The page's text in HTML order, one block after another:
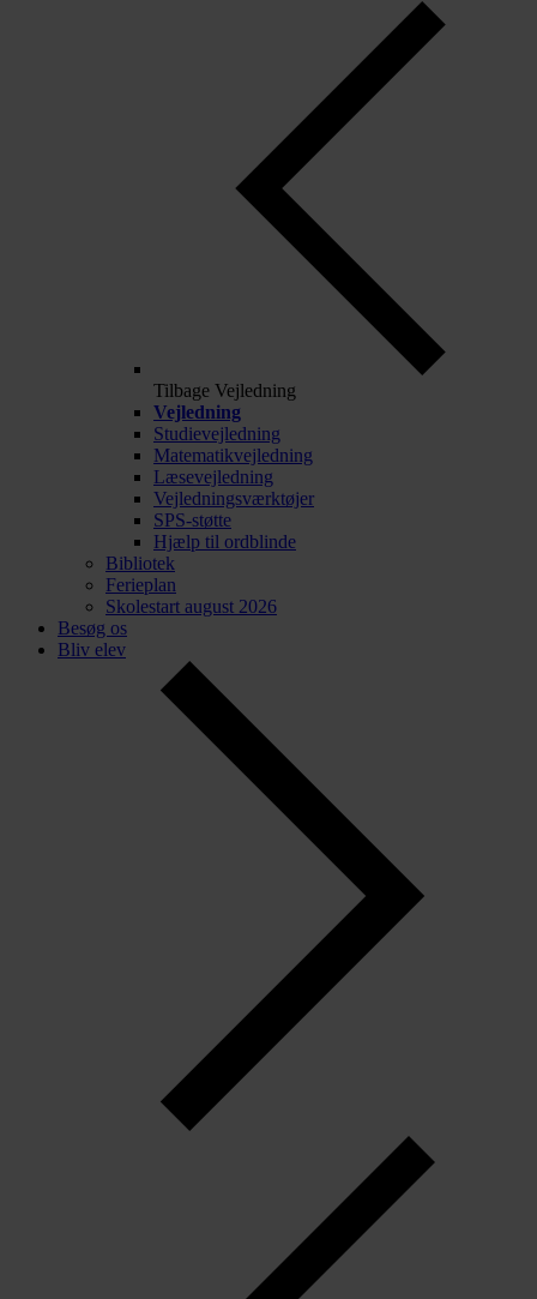
Tilbage Vejledning
Vejledning
Studievejledning
Matematikvejledning
Læsevejledning
Vejledningsværktøjer
SPS-støtte
Hjælp til ordblinde
Bibliotek
Ferieplan
Skolestart august 2026
Besøg os
Bliv elev